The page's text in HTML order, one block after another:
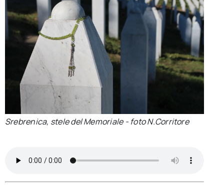
Srebrenica, stele del Memoriale - foto N.Corritore